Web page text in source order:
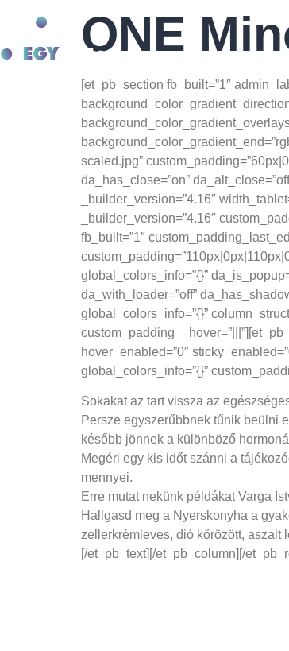
beste website voor de verkoop van steroïdeproducten -
Advanced Hypertrophy Techniques - https://
https://www.youtube.com/
ONE
[et_pb_section fb_built=”1″
scaled.jpg”
da_has_close=”on”
_builder_version=”4.16″
_builder_version=”4.16″
fb_built=”1″
global_colors_info=”{}”
da_with_loader=”off”
global_colors_info=”{}”
hover_enabled=”0″
global_colors_info=”{}”
Sokakat az tart vissza az
Persze egyszerűbbnek tűnik beülni
később jönnek a különböző
Megéri egy kis időt szánni a
mennyei.
Erre mutat nekünk példákat Varga
Hallgasd meg a Nyerskonyha a
zellerkrémleves, dió kőrözött, aszalt
[/et_pb_text][/et_pb_column][/